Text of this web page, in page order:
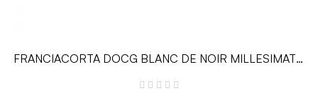
FRANCIACORTA DOCG BLANC DE NOIR MILLESIMATO